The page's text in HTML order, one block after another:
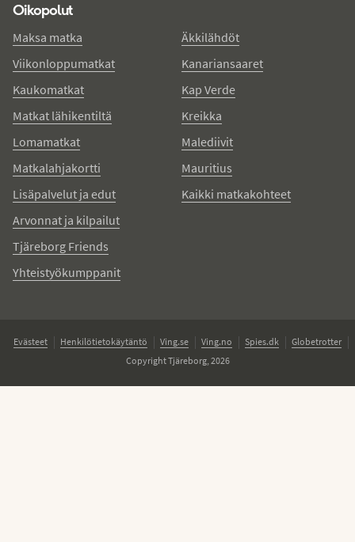
Oikopolut
Maksa matka
Viikonloppumatkat
Kaukomatkat
Matkat lähikentiltä
Lomamatkat
Matkalahjakortti
Lisäpalvelut ja edut
Arvonnat ja kilpailut
Tjäreborg Friends
Yhteistyökumppanit
Äkkilähdöt
Kanariansaaret
Kap Verde
Kreikka
Malediivit
Mauritius
Kaikki matkakohteet
Evästeet Henkilötietokäytäntö Ving.se Ving.no Spies.dk
Globetrotter
Copyright Tjäreborg, 2026